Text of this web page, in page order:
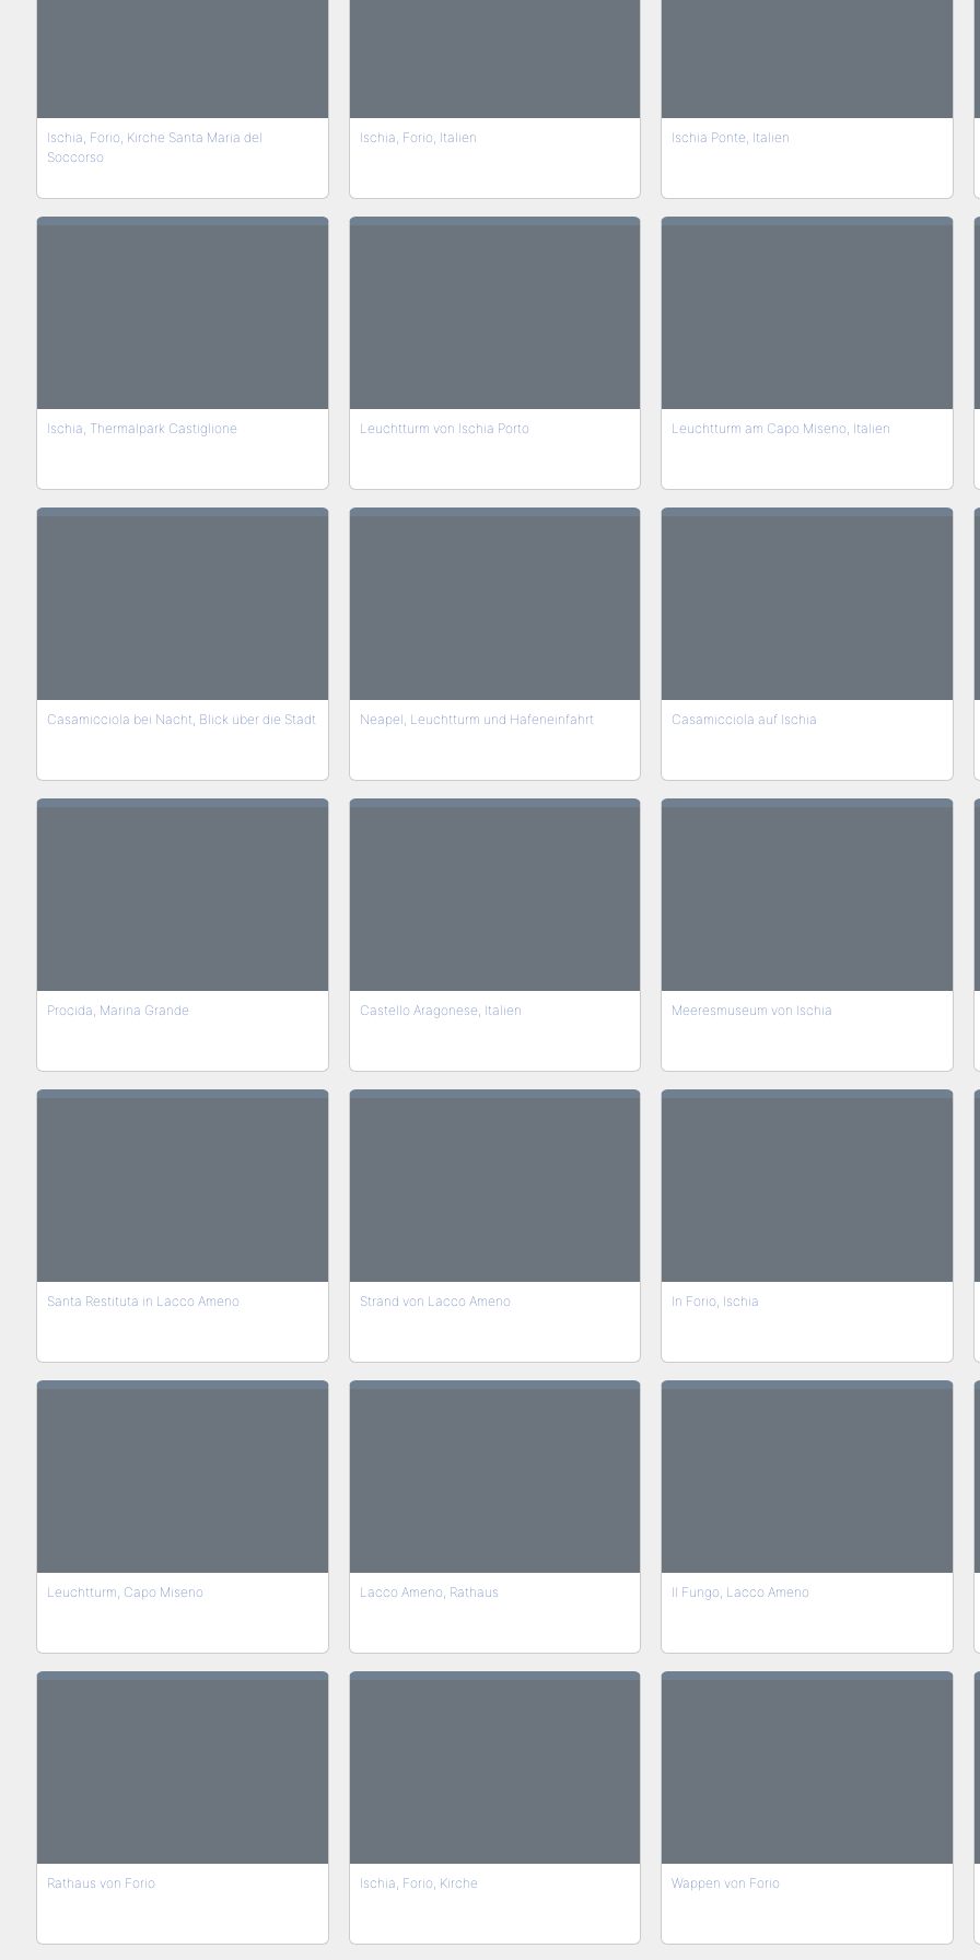
Ischia, Forio, Kirche Santa Maria del
Soccorso
Ischia, Forio, Italien Ischia Ponte, Italien
Ischia, Thermalpark Castiglione Leuchtturm von Ischia Porto Leuchtturm am Capo Miseno, Italien
Casamicciola bei Nacht, Blick über die Stadt Neapel, Leuchtturm und Hafeneinfahrt Casamicciola auf Ischia
Procida, Marina Grande Castello Aragonese, Italien Meeresmuseum von Ischia
Santa Restituta in Lacco Ameno Strand von Lacco Ameno In Forio, Ischia
Leuchtturm, Capo Miseno Lacco Ameno, Rathaus Il Fungo, Lacco Ameno
Rathaus von Forio Ischia, Forio, Kirche Wappen von Forio